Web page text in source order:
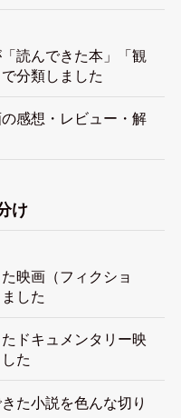
ている人
上の映画を観てきまし
のが好き。
事